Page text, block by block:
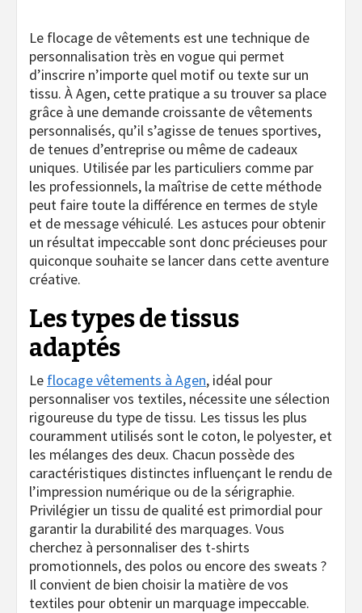
Le flocage de vêtements est une technique de
personnalisation très en vogue qui permet
d’inscrire n’importe quel motif ou texte sur un
tissu. À Agen, cette pratique a su trouver sa place
grâce à une demande croissante de vêtements
personnalisés, qu’il s’agisse de tenues sportives,
de tenues d’entreprise ou même de cadeaux
uniques. Utilisée par les particuliers comme par
les professionnels, la maîtrise de cette méthode
peut faire toute la différence en termes de style
et de message véhiculé. Les astuces pour obtenir
un résultat impeccable sont donc précieuses pour
quiconque souhaite se lancer dans cette aventure
créative.
Les types de tissus
adaptés
Le flocage vêtements à Agen, idéal pour
personnaliser vos textiles, nécessite une sélection
rigoureuse du type de tissu. Les tissus les plus
couramment utilisés sont le coton, le polyester, et
les mélanges des deux. Chacun possède des
caractéristiques distinctes influençant le rendu de
l’impression numérique ou de la sérigraphie.
Privilégier un tissu de qualité est primordial pour
garantir la durabilité des marquages. Vous
cherchez à personnaliser des t-shirts
promotionnels, des polos ou encore des sweats ?
Il convient de bien choisir la matière de vos
textiles pour obtenir un marquage impeccable.